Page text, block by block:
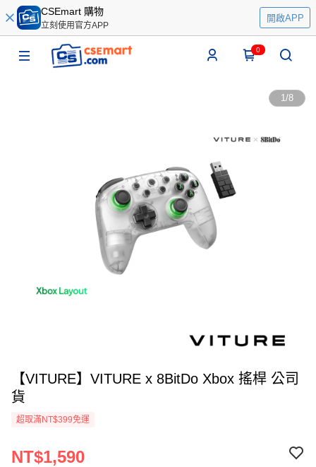
CSEmart 購物
立刻使用官方APP
開啟APP
0
1/8
【VITURE】VITURE x 8BitDo Xbox 搖桿 公司
貨
超取滿NT$399免運
NT$1,590